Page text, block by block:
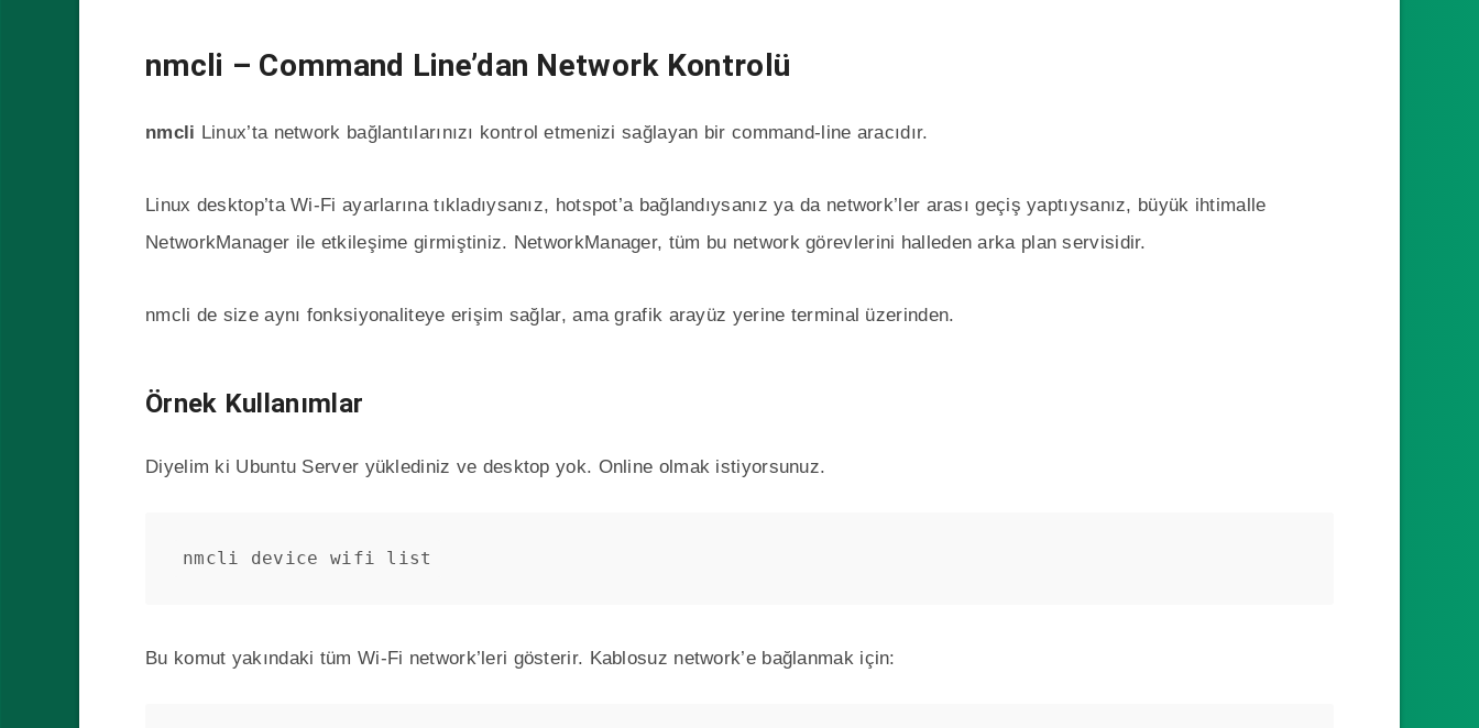
nmcli – Command Line’dan Network Kontrolü
nmcli Linux’ta network bağlantılarınızı kontrol etmenizi sağlayan bir command-line aracıdır.
Linux desktop’ta Wi-Fi ayarlarına tıkladıysanız, hotspot’a bağlandıysanız ya da network’ler arası geçiş yaptıysanız, büyük ihtimalle
NetworkManager ile etkileşime girmiştiniz. NetworkManager, tüm bu network görevlerini halleden arka plan servisidir.
nmcli de size aynı fonksiyonaliteye erişim sağlar, ama grafik arayüz yerine terminal üzerinden.
Örnek Kullanımlar
Diyelim ki Ubuntu Server yüklediniz ve desktop yok. Online olmak istiyorsunuz.
nmcli device wifi list
Bu komut yakındaki tüm Wi-Fi network’leri gösterir. Kablosuz network’e bağlanmak için: